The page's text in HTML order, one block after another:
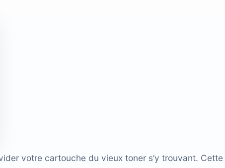
votre cartouche du vieux toner s’y trouvant. Cette